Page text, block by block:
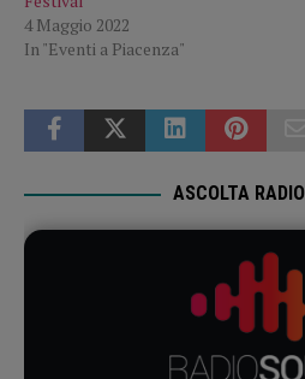
4 Maggio 2022
In "Eventi a Piacenza"
ASCOLTA